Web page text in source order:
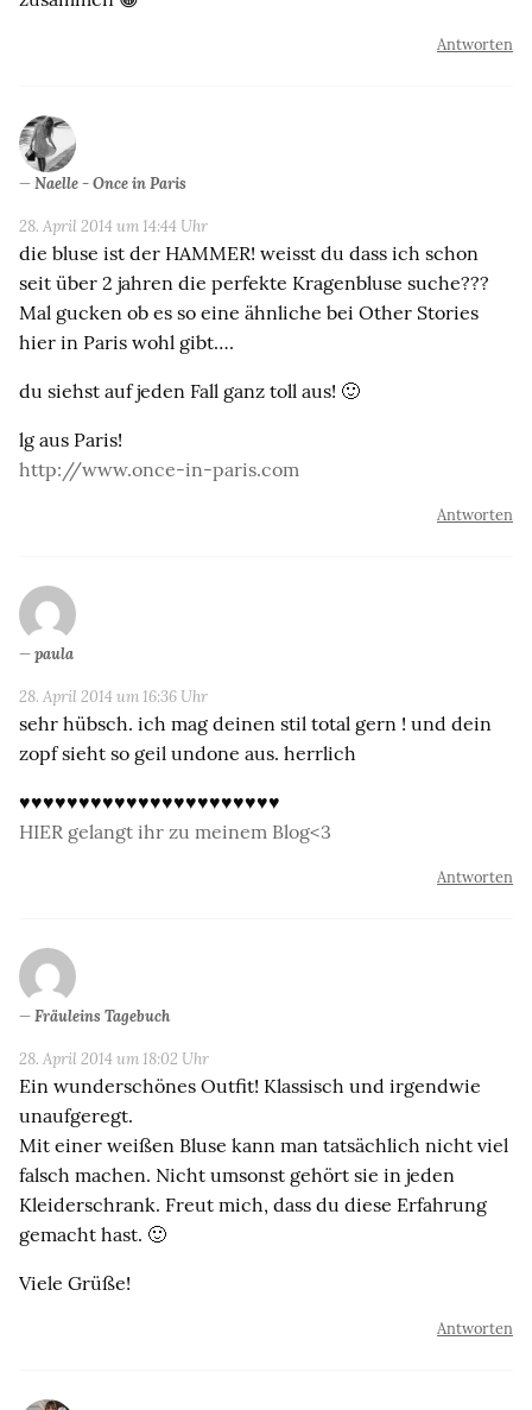
Antworten
Naelle - Once in Paris
28. April 2014 um 14:44 Uhr
die bluse ist der HAMMER! weisst du dass ich schon
seit über 2 jahren die perfekte Kragenbluse suche???
Mal gucken ob es so eine ähnliche bei Other Stories
hier in Paris wohl gibt….
du siehst auf jeden Fall ganz toll aus! 🙂
lg aus Paris!
http://www.once-in-paris.com
Antworten
paula
28. April 2014 um 16:36 Uhr
sehr hübsch. ich mag deinen stil total gern ! und dein
zopf sieht so geil undone aus. herrlich
♥♥♥♥♥♥♥♥♥♥♥♥♥♥♥♥♥♥♥♥♥♥
HIER gelangt ihr zu meinem Blog<3
Antworten
Fräuleins Tagebuch
28. April 2014 um 18:02 Uhr
Ein wunderschönes Outfit! Klassisch und irgendwie
unaufgeregt.
Mit einer weißen Bluse kann man tatsächlich nicht viel
falsch machen. Nicht umsonst gehört sie in jeden
Kleiderschrank. Freut mich, dass du diese Erfahrung
gemacht hast. 🙂
Viele Grüße!
Antworten